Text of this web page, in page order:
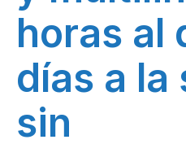
horas al
días a la
sin